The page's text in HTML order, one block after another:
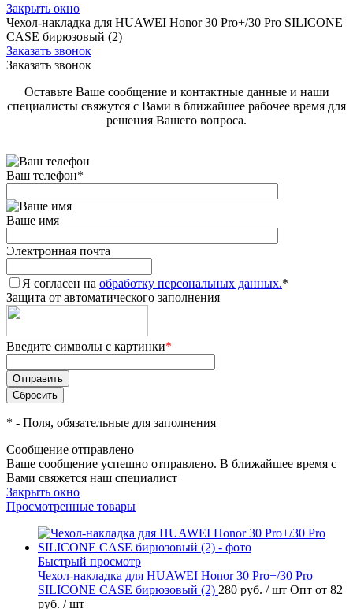
Закрыть окно
Чехол-накладка для HUAWEI Honor 30 Pro+/30 Pro SILICONE
CASE бирюзовый (2)
Заказать звонок
Заказать звонок
Оставьте Ваше сообщение и контактные данные и наши
специалисты свяжутся с Вами в ближайшее рабочее время для
решения Вашего вопроса.
Ваш телефон*
Ваше имя
Электронная почта
Я согласен на обработку персональных данных.*
Защита от автоматического заполнения
Введите символы с картинки*
* - Поля, обязательные для заполнения
Сообщение отправлено
Ваше сообщение успешно отправлено. В ближайшее время с
Вами свяжется наш специалист
Закрыть окно
Просмотренные товары
Быстрый просмотр
Чехол-накладка для HUAWEI Honor 30 Pro+/30 Pro
SILICONE CASE бирюзовый (2) 280 руб. / шт Опт от 82
руб. / шт